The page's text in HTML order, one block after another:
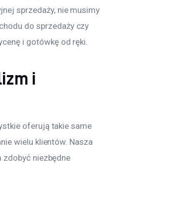
sprzedaży, nie musimy
do sprzedaży czy
i gotówkę od ręki.
i
oferują takie same
wielu klientów. Nasza
zdobyć niezbędne